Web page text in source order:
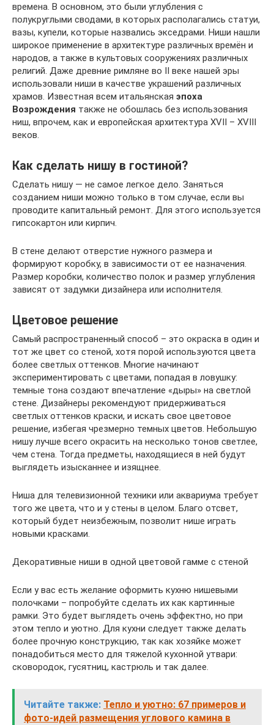
времена. В основном, это были углубления с
полукруглыми сводами, в которых располагались статуи,
вазы, купели, которые назвались экседрами. Ниши нашли
широкое применение в архитектуре различных времён и
народов, а также в культовых сооружениях различных
религий. Даже древние римляне во II веке нашей эры
использовали ниши в качестве украшений различных
храмов. Известная всем итальянская эпоха
Возрождения также не обошлась без использования
ниш, впрочем, как и европейская архитектура XVII – XVIII
веков.
Как сделать нишу в гостиной?
Сделать нишу — не самое легкое дело. Заняться
созданием ниши можно только в том случае, если вы
проводите капитальный ремонт. Для этого используется
гипсокартон или кирпич.
В стене делают отверстие нужного размера и
формируют коробку, в зависимости от ее назначения.
Размер коробки, количество полок и размер углубления
зависят от задумки дизайнера или исполнителя.
Цветовое решение
Самый распространенный способ – это окраска в один и
тот же цвет со стеной, хотя порой используются цвета
более светлых оттенков. Многие начинают
экспериментировать с цветами, попадая в ловушку:
темные тона создают впечатление «дыры» на светлой
стене. Дизайнеры рекомендуют придерживаться
светлых оттенков краски, и искать свое цветовое
решение, избегая чрезмерно темных цветов. Небольшую
нишу лучше всего окрасить на несколько тонов светлее,
чем стена. Тогда предметы, находящиеся в ней будут
выглядеть изысканнее и изящнее.
Ниша для телевизионной техники или аквариума требует
того же цвета, что и у стены в целом. Благо отсвет,
который будет неизбежным, позволит нише играть
новыми красками.
Декоративные ниши в одной цветовой гамме с стеной
Если у вас есть желание оформить кухню нишевыми
полочками – попробуйте сделать их как картинные
рамки. Это будет выглядеть очень эффектно, но при
этом тепло и уютно. Для кухни следует также делать
более прочную конструкцию, так как хозяйке может
понадобиться место для тяжелой кухонной утвари:
сковородок, гусятниц, кастрюль и так далее.
Читайте также: Тепло и уютно: 67 примеров и
фото-идей размещения углового камина в